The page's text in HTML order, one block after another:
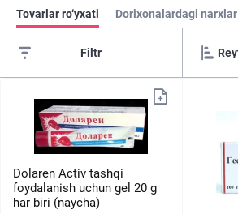
Tovarlar ro‘yxati Dorixonalardagi narxlar
Filtr
Dolaren Activ tashqi
foydalanish uchun gel 20 g
har biri (naycha)